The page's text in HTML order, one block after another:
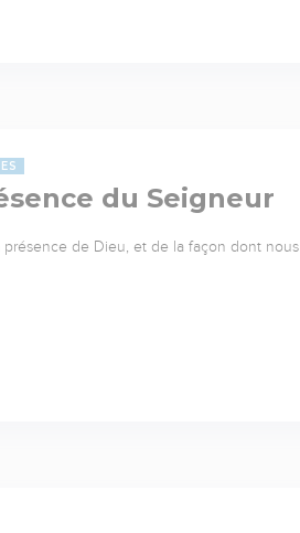
du Seigneur
de Dieu, et de la façon dont nous